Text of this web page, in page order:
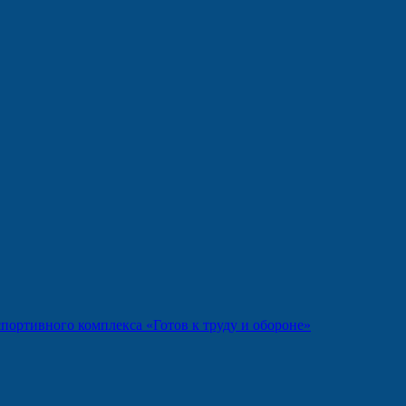
комплекса «Готов к труду и обороне»